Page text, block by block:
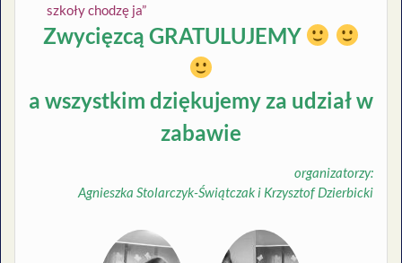
szkoły chodzę ja”
Zwycięzcą GRATULUJEMY
a wszystkim dziękujemy za udział w
zabawie
organizatorzy:
Agnieszka Stolarczyk-Świątczak i Krzysztof Dzierbicki